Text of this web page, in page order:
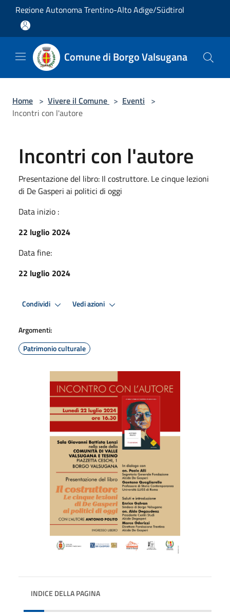
Salta al contenuto principale
Regione Autonoma Trentino-Alto Adige/Südtirol
Comune di Borgo Valsugana
Home > Vivere il Comune > Eventi >
Incontri con l'autore
Incontri con l'autore
Presentazione del libro: Il costruttore. Le cinque lezioni
di De Gasperi ai politici di oggi
Data inizio :
22 luglio 2024
Data fine:
22 luglio 2024
Condividi Vedi azioni
Argomenti:
Patrimonio culturale
INDICE DELLA PAGINA